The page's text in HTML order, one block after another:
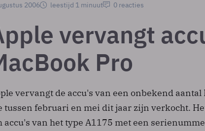
2006 leestijd 1 minuut 0 reacties
vervangt
Pro
vervangt de accu's van een onbekend aantal
tussen februari en mei dit jaar zijn verkocht.
accu's van het type A1175 met een